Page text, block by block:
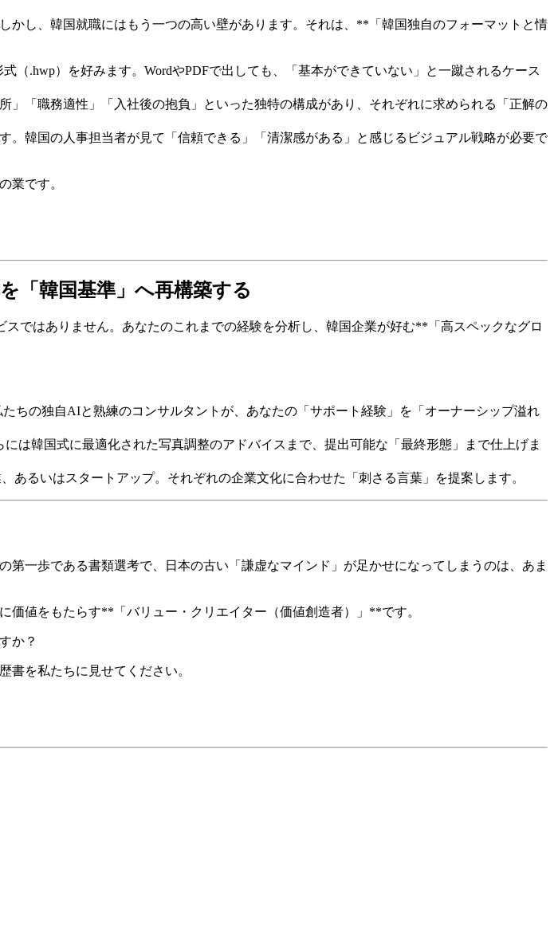
し、韓国就職にはもう一つの高い壁があります。それは、**「韓国独自のフォーマットと情
（.hwp）を好みます。WordやPDFで出しても、「基本ができていない」と一蹴されるケース
」「職務適性」「入社後の抱負」といった独特の構成があり、それぞれに求められる「正解の
。韓国の人事担当者が見て「信頼できる」「清潔感がある」と感じるビジュアル戦略が必要で
業です。
「韓国基準」へ再構築する
ではありません。あなたのこれまでの経験を分析し、韓国企業が好む**「高スペックなグロ
ちの独自AIと熟練のコンサルタントが、あなたの「サポート経験」を「オーナーシップ溢れ
は韓国式に最適化された写真調整のアドバイスまで、提出可能な「最終形態」まで仕上げま
あるいはスタートアップ。それぞれの企業文化に合わせた「刺さる言葉」を提案します。
一歩である書類選考で、日本の古い「謙虚なマインド」が足かせになってしまうのは、あま
価値をもたらす**「バリュー・クリエイター（価値創造者）」**です。
か？
書を私たちに見せてください。